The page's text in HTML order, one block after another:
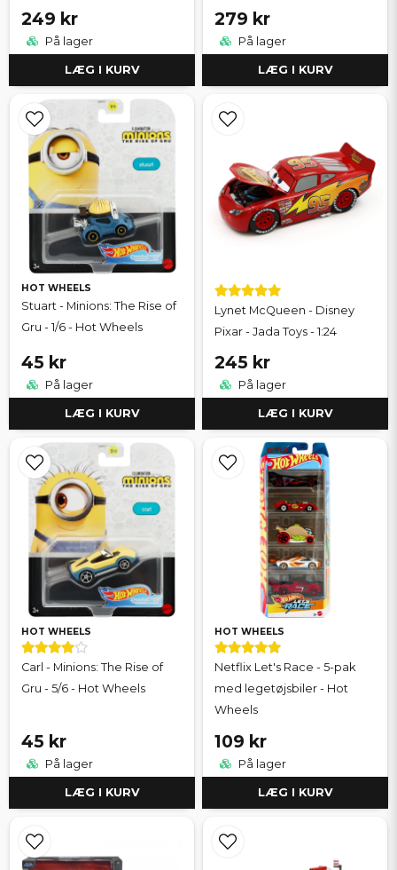
249 kr
På lager
LÆG I KURV
279 kr
På lager
LÆG I KURV
HOT WHEELS
Stuart - Minions: The Rise of
Gru - 1/6 - Hot Wheels
45 kr
På lager
LÆG I KURV
Lynet McQueen - Disney
Pixar - Jada Toys - 1:24
245 kr
På lager
LÆG I KURV
HOT WHEELS
Carl - Minions: The Rise of
Gru - 5/6 - Hot Wheels
45 kr
På lager
LÆG I KURV
HOT WHEELS
Netflix Let's Race - 5-pak
med legetøjsbiler - Hot
Wheels
109 kr
På lager
LÆG I KURV